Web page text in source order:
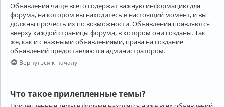
Объявления чаще всего содержат важную информацию для
форума, на котором вы находитесь в настоящий момент, и вы
должны прочесть их по возможности. Объявления появляются
вверху каждой страницы форума, в котором они созданы. Так
же, как и с важными объявлениями, права на создание
объявлений предоставляются администратором.
Вернуться к началу
Что такое прилепленные темы?